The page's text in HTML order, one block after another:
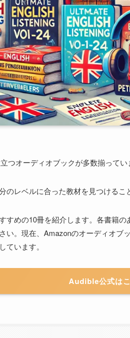
つオーディオブックが多数揃ってい
のレベルに合った教材を見つけるこ
すめの10冊を紹介します。各書籍
い。現在、Amazonのオーディオブ
ています。
Audible公式は